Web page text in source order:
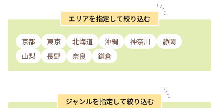
エリアを指定して絞り込む
京都 東京 北海道 沖縄 神奈川
静岡
山梨
長野 奈良 鎌倉
ジャンルを指定して絞り込む